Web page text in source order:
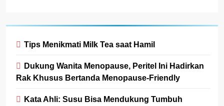
Tips Menikmati Milk Tea saat Hamil
Dukung Wanita Menopause, Peritel Ini Hadirkan
Rak Khusus Bertanda Menopause-Friendly
Kata Ahli: Susu Bisa Mendukung Tumbuh